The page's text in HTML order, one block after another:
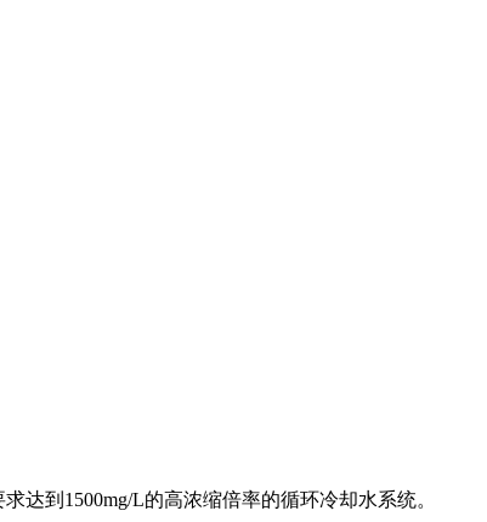
达到1500mg/L的高浓缩倍率的循环冷却水系统。